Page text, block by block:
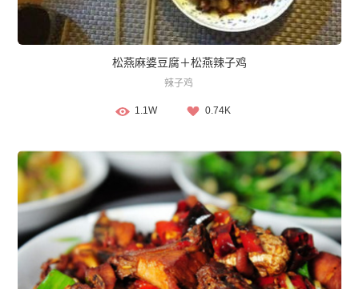
松燕麻婆豆腐＋松燕辣子鸡
辣子鸡
1.1W 0.74K